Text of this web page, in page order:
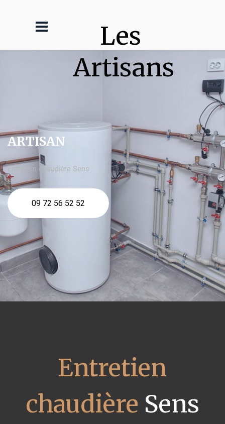
Les
Artisans
ARTISAN
Entretien chaudière Sens
09 72 56 52 52
Entretien
chaudière Sens